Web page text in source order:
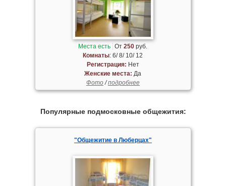
Места есть От250 руб.
Комнаты: 6/ 8/ 10/ 12
Регистрация: Нет
Женские места: Да
Фото/подробнее
Популярные подмосковные общежития:
"Общежитие в Люберцах"